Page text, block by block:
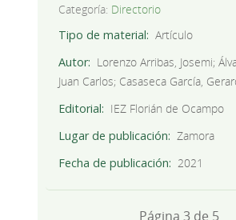
Categoría: Directorio
Tipo de material
Artículo
Autor
Lorenzo Arribas, Josemi;
Juan Carlos; Casaseca García,
Editorial
IEZ Florián de Ocampo
Lugar de publicación
Zamora
Fecha de publicación
2021
Página 3 de 5